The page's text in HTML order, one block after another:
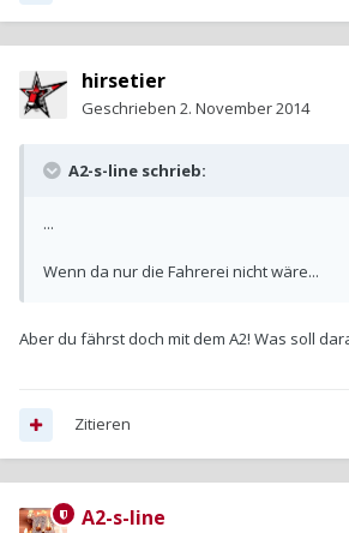
hirsetier
Geschrieben 2. November 2014
A2-s-line schrieb:
...
Wenn da nur die Fahrerei nicht wäre...
Aber du fährst doch mit dem A2! Was soll
Zitieren
A2-s-line